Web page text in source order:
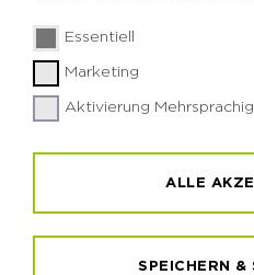
Essentiell
Marketing
Aktivierung
ALLE
SPEICHERN &
Führung im
die Halde
Ganz bequem und in
Personen) zum Gipfel.
Ihr Gästeführer und